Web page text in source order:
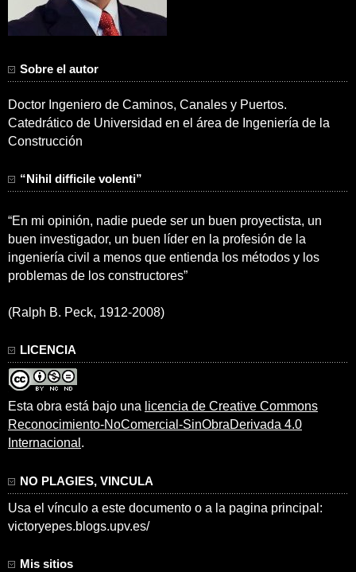
Sobre el autor
Doctor Ingeniero de Caminos, Canales y Puertos.
Catedrático de Universidad en el área de Ingeniería de la
Construcción
“Nihil difficile volenti”
“En mi opinión, nadie puede ser un buen proyectista, un
buen investigador, un buen líder en la profesión de la
ingeniería civil a menos que entienda los métodos y los
problemas de los constructores”
(Ralph B. Peck, 1912-2008)
LICENCIA
Esta obra está bajo una licencia de Creative Commons
Reconocimiento-NoComercial-SinObraDerivada 4.0
Internacional .
NO PLAGIES, VINCULA
Usa el vínculo a este documento o a la pagina principal:
victoryepes.blogs.upv.es/
Mis sitios